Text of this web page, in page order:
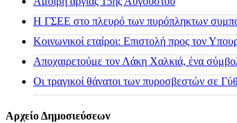
H ΓΣΕΕ στο πλευρό των πυρόπληκτων
Κοινωνικοί εταίροι: Επιστολή προς τον
Αποχαιρετούμε τον Λάκη Χαλκιά, ένα
Οι τραγικοί θάνατοι των πυροσβεστών σε
Αρχείο Δημοσιεύσεων